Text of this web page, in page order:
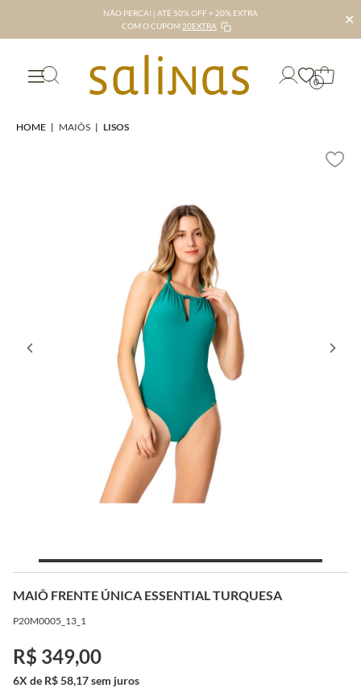
NÃO PERCA! | ATÉ 50% OFF + 20% EXTRA
COM O CUPOM 20EXTRA ✕
0
HOME | MAIÔS | LISOS
MAIÔ FRENTE ÚNICA ESSENTIAL TURQUESA
P20M0005_13_1
R$ 349,00
6X de R$ 58,17 sem juros